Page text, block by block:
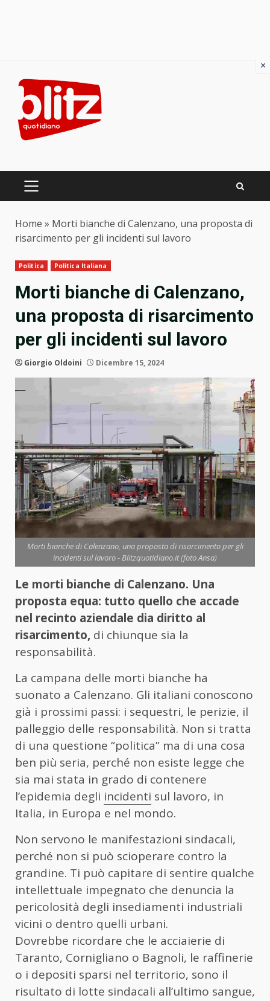
content
PRIMARY
Home » Morti bianche di Calenzano, una proposta di
risarcimento per gli incidenti sul lavoro
Politica Politica Italiana
Morti bianche di Calenzano,
una proposta di risarcimento
per gli incidenti sul lavoro
Giorgio Oldoini Dicembre 15, 2024
Morti bianche di Calenzano, una proposta di risarcimento per gli
incidenti sul lavoro - Blitzquotidiano.it (foto Ansa)
Le morti bianche di Calenzano. Una
proposta equa: tutto quello che accade
nel recinto aziendale dia diritto al
risarcimento, di chiunque sia la
responsabilità.
La campana delle morti bianche ha
suonato a Calenzano. Gli italiani conoscono
già i prossimi passi: i sequestri, le perizie, il
palleggio delle responsabilità. Non si tratta
di una questione “politica” ma di una cosa
ben più seria, perché non esiste legge che
sia mai stata in grado di contenere
l’epidemia degli incidenti sul lavoro, in
Italia, in Europa e nel mondo.
Non servono le manifestazioni sindacali,
perché non si può scioperare contro la
grandine. Ti può capitare di sentire qualche
intellettuale impegnato che denuncia la
pericolosità degli insediamenti industriali
vicini o dentro quelli urbani.
Dovrebbe ricordare che le acciaierie di
Taranto, Cornigliano o Bagnoli, le raffinerie
o i depositi sparsi nel territorio, sono il
risultato di lotte sindacali all’ultimo sangue,
×